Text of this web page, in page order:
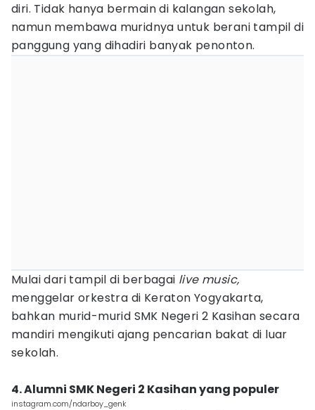
diri. Tidak hanya bermain di kalangan sekolah,
namun membawa muridnya untuk berani tampil di
panggung yang dihadiri banyak penonton.
Mulai dari tampil di berbagai live music,
menggelar orkestra di Keraton Yogyakarta,
bahkan murid-murid SMK Negeri 2 Kasihan secara
mandiri mengikuti ajang pencarian bakat di luar
sekolah.
4. Alumni SMK Negeri 2 Kasihan yang populer
instagram.com/ndarboy_genk